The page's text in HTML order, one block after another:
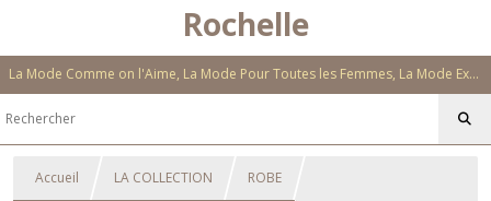
Rochelle
La Mode Comme on l'Aime, La Mode Pour Toutes les Femmes, La Mode Exclusive Aux Matières Et Couleurs Novatrices, La Mode Qui Vous Séduira
Accueil LA COLLECTION ROBE